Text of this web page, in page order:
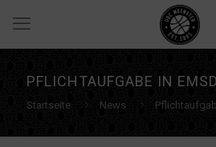
PFLICHTAUFGABE IN
Startseite News